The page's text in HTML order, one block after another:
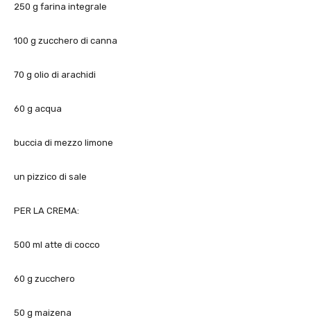
250 g farina integrale
100 g zucchero di canna
70 g olio di arachidi
60 g acqua
buccia di mezzo limone
un pizzico di sale
PER LA CREMA:
500 ml atte di cocco
60 g zucchero
50 g maizena